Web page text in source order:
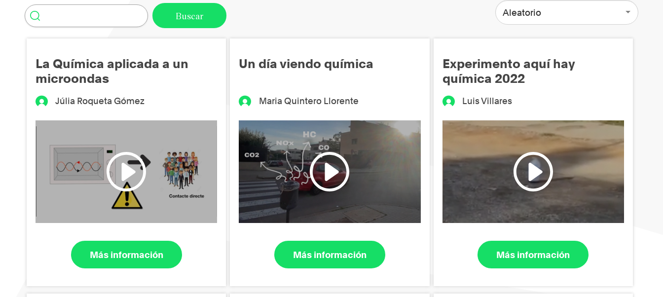
Aleatorio
La Química aplicada a un
microondas
Júlia Roqueta Gómez
Más información
Un día viendo química
Maria Quintero Llorente
Más información
Experimento aquí hay
química 2022
Luis Villares
Más información